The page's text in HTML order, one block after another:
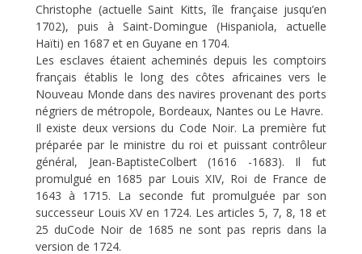
Christophe (actuelle Saint Kitts, île française jusqu’en
1702), puis à Saint-Domingue (Hispaniola, actuelle
Haïti) en 1687 et en Guyane en 1704.
Les esclaves étaient acheminés depuis les comptoirs
français établis le long des côtes africaines vers le
Nouveau Monde dans des navires provenant des ports
négriers de métropole, Bordeaux, Nantes ou Le Havre.
Il existe deux versions du Code Noir. La première fut
préparée par le ministre du roi et puissant contrôleur
général, Jean-BaptisteColbert (1616 -1683). Il fut
promulgué en 1685 par Louis XIV, Roi de France de
1643 à 1715. La seconde fut promulguée par son
successeur Louis XV en 1724. Les articles 5, 7, 8, 18 et
25 duCode Noir de 1685 ne sont pas repris dans la
version de 1724.